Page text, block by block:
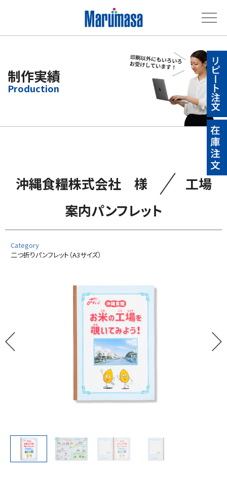
制作実績
沖縄食糧株式会社 様 ／ 工場
案内パンフレット
Category
二つ折りパンフレット（A3サイズ）